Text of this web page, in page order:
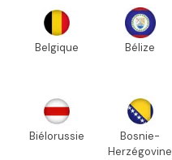
Belgique Bélize
Biélorussie
Bosnie-
Herzégovine